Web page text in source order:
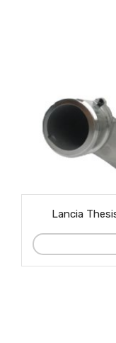
Lancia